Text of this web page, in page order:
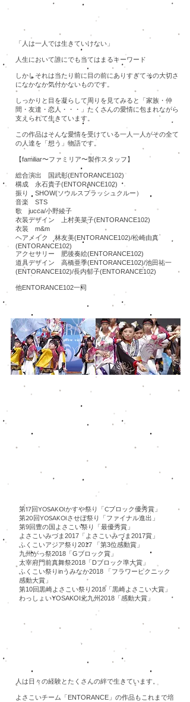
「人は一人では生きていけない」
人生において誰にでも当てはまるキーワード
しかしそれは当たり前に目の前にありすぎてその大切さ
になかなか気付かないものです。
しっかりと目を凝らして周りを見てみると「家族・仲
間・友達・恋人・・・」たくさんの愛情に包まれながら
支えられて生きています。
この作品はそんな愛情を受けている一人一人がその全て
の人達を「想う」物語です。
【familiar〜ファミリア〜製作スタッフ】
総合演出 国武彰(ENTORANCE102)
構成 永石貴子(ENTORANCE102)
振り SHOW(ソウルスプラッシュクルー）
音楽 STS
歌 jucca/小野綾子
衣装デザイン 上村美菜子(ENTORANCE102)
衣装 m&m
ヘアメイク 林友美(ENTORANCE102)/松崎由真
(ENTORANCE102)
アクセサリー 肥後奏絵(ENTORANCE102)
道具デザイン 高橋亜季(ENTORANCE102)/池田祐一
(ENTORANCE102)/長内郁子(ENTORANCE102)
​他ENTORANCE102一同
第17回YOSAKOIかすや祭り「Cブロック優秀賞」
第20回YOSAKOIさせぼ祭り「ファイナル進出」
第9回豊の国よさこい祭り「最優秀賞」
よさこいみづま2017「よさこいみづま2017賞」
ふくこいアジア祭り2017 「第3位感動賞」
九州がっ祭2018「Gブロック賞」
​太宰府門前真舞祭2018「Dブロック準大賞」
ふくこい祭りinうみなか2018 「フラワーピクニック
感動大賞」
第10回黒崎よさこい祭り2018「黒崎よさこい大賞」
​わっしょいYOSAKOI北九州2018「感動大賞」
2016作品「ツムギ」
人は日々の経験とたくさんの絆で生きています。
よさこいチーム「ENTORANCE」の作品もこれまで培